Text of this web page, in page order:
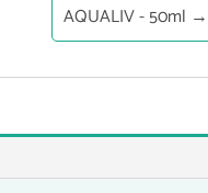
AQUALIV - 50ml →